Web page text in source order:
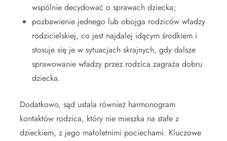
wspólnie decydować o sprawach dziecka;
pozbawienie jednego lub obojga rodziców władzy
rodzicielskiej, co jest najdalej idącym środkiem i
stosuje się je w sytuacjach skrajnych, gdy dalsze
sprawowanie władzy przez rodzica zagraża dobru
dziecka.
Dodatkowo, sąd ustala również harmonogram
kontaktów rodzica, który nie mieszka na stałe z
dzieckiem, z jego małoletnimi pociechami. Kluczowe